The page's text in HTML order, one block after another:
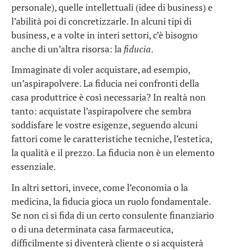
personale), quelle intellettuali (idee di business) e
l’abilità poi di concretizzarle. In alcuni tipi di
business, e a volte in interi settori, c’è bisogno
anche di un’altra risorsa: la fiducia.
Immaginate di voler acquistare, ad esempio,
un’aspirapolvere. La fiducia nei confronti della
casa produttrice è così necessaria? In realtà non
tanto: acquistate l’aspirapolvere che sembra
soddisfare le vostre esigenze, seguendo alcuni
fattori come le caratteristiche tecniche, l’estetica,
la qualità e il prezzo. La fiducia non è un elemento
essenziale.
In altri settori, invece, come l’economia o la
medicina, la fiducia gioca un ruolo fondamentale.
Se non ci si fida di un certo consulente finanziario
o di una determinata casa farmaceutica,
difficilmente si diventerà cliente o si acquisterà